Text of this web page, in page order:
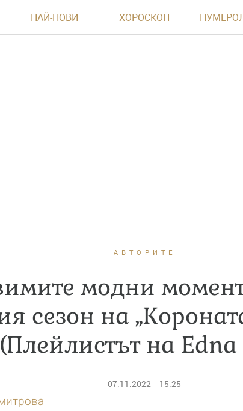
НАЙ-НОВИ ХОРОСКОП
АВТОРИТЕ
модни
сезон на
(Плейлистът на Edna
07.11.2022 15:25